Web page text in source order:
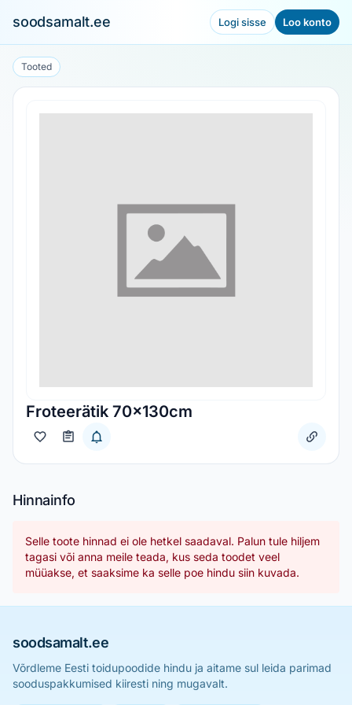
soodsamalt.ee Logi sisse Loo konto
Tooted
Froteerätik 70x130cm
Hinnainfo
Selle toote hinnad ei ole hetkel saadaval. Palun tule hiljem
tagasi või anna meile teada, kus seda toodet veel
müüakse, et saaksime ka selle poe hindu siin kuvada.
soodsamalt.ee
Võrdleme Eesti toidupoodide hindu ja aitame sul leida parimad
sooduspakkumised kiiresti ning mugavalt.